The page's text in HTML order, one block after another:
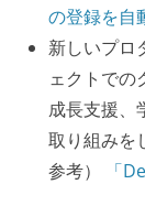
の登録を自
新しいプロ
ェクトでの
成長支援、
取り組みを
参考）
「